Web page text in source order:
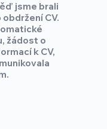
jsme brali
CV.
žádost o
k CV,